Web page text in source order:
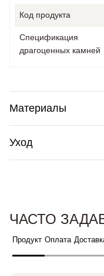
Код продукта
Спецификация
драгоценных камней
Материалы
Уход
ЧАСТО
Продукт Оплата